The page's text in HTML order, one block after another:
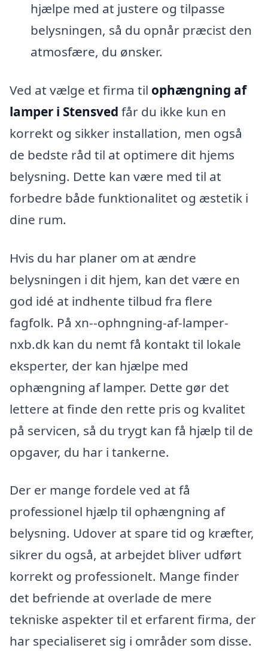
hjælpe med at justere og tilpasse
belysningen, så du opnår præcist den
atmosfære, du ønsker.
Ved at vælge et firma til ophængning af
lamper i Stensved får du ikke kun en
korrekt og sikker installation, men også
de bedste råd til at optimere dit hjems
belysning. Dette kan være med til at
forbedre både funktionalitet og æstetik i
dine rum.
Hvis du har planer om at ændre
belysningen i dit hjem, kan det være en
god idé at indhente tilbud fra flere
fagfolk. På xn--ophngning-af-lamper-
nxb.dk kan du nemt få kontakt til lokale
eksperter, der kan hjælpe med
ophængning af lamper. Dette gør det
lettere at finde den rette pris og kvalitet
på servicen, så du trygt kan få hjælp til de
opgaver, du har i tankerne.
Der er mange fordele ved at få
professionel hjælp til ophængning af
belysning. Udover at spare tid og kræfter,
sikrer du også, at arbejdet bliver udført
korrekt og professionelt. Mange finder
det befriende at overlade de mere
tekniske aspekter til et erfarent firma, der
har specialiseret sig i områder som disse.